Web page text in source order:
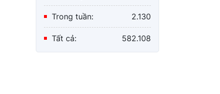
Trong tuần: 2.130
Tất cả: 582.108